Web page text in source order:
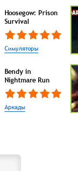
Hoosegow: Prison
Survival
Симуляторы
Bendy in
Nightmare Run
Аркады